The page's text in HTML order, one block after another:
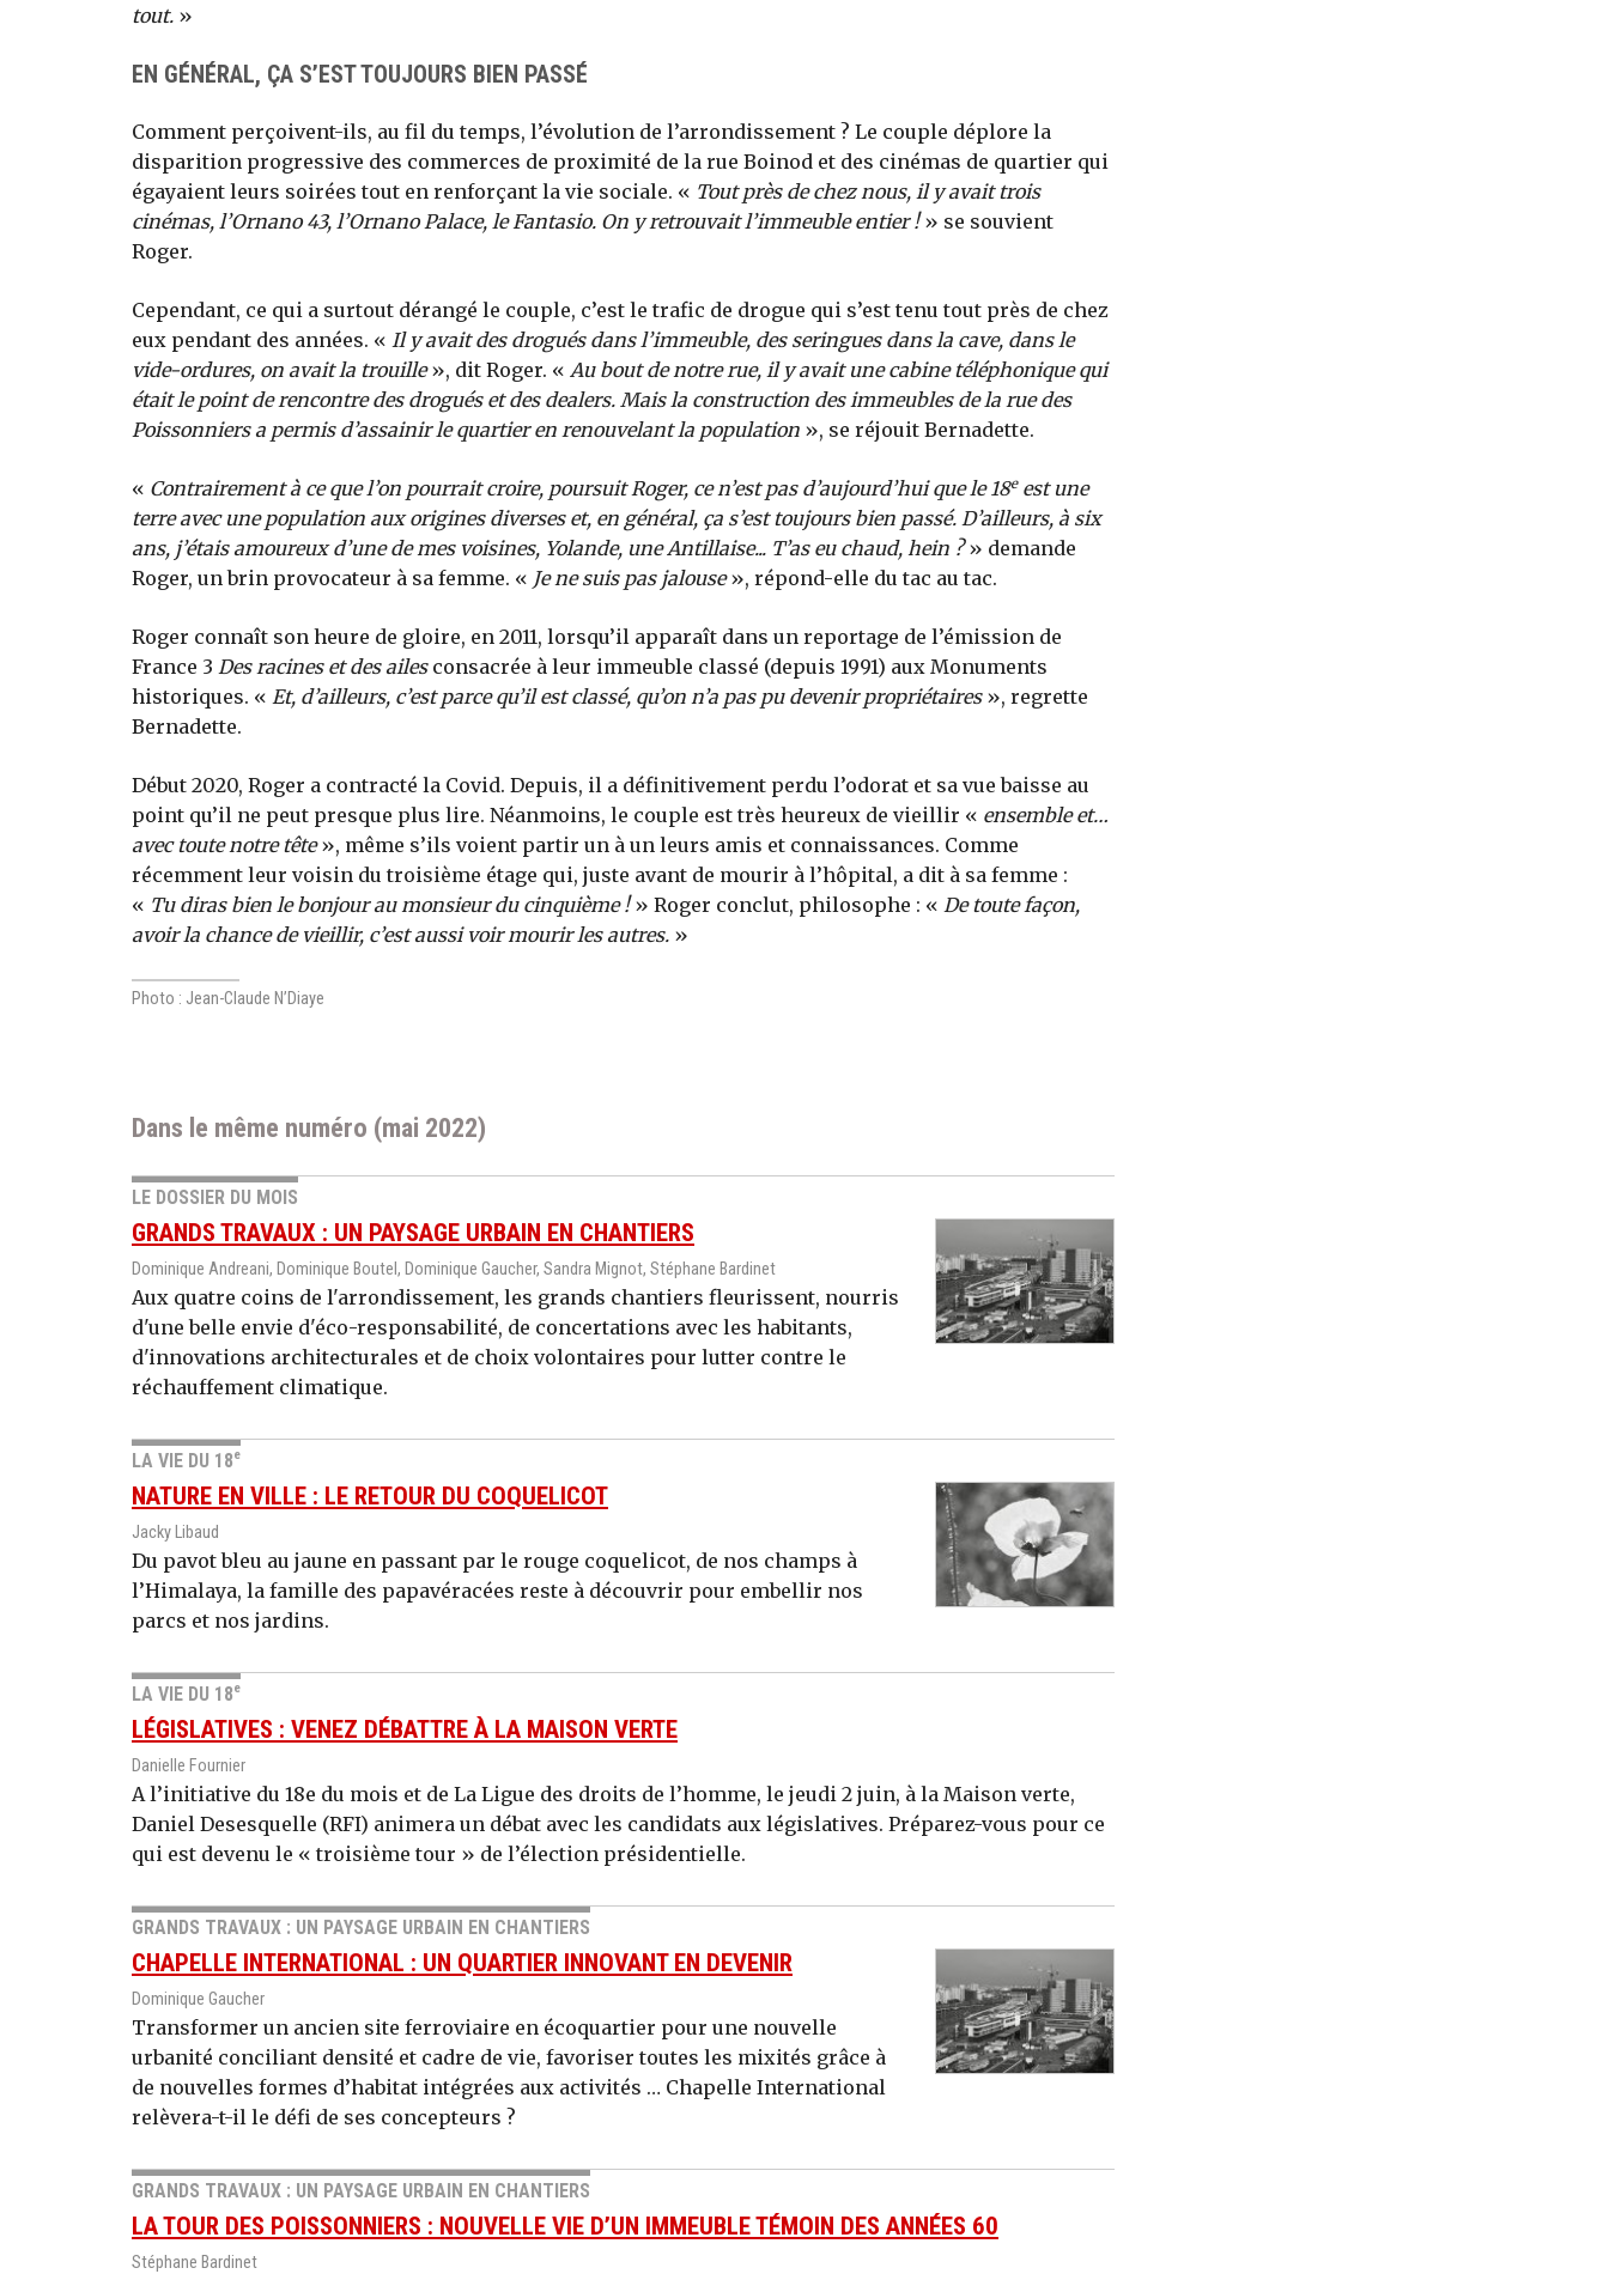
tout. »
EN GÉNÉRAL, ÇA S’EST TOUJOURS BIEN PASSÉ
Comment perçoivent-ils, au fil du temps, l’évolution de l’arrondissement ? Le couple déplore la
disparition progressive des commerces de proximité de la rue Boinod et des cinémas de quartier qui
égayaient leurs soirées tout en renforçant la vie sociale. « Tout près de chez nous, il y avait trois
cinémas, l’Ornano 43, l’Ornano Palace, le Fantasio. On y retrouvait l’immeuble entier !» se souvient
Roger.
Cependant, ce qui a surtout dérangé le couple, c’est le trafic de drogue qui s’est tenu tout près de chez
eux pendant des années. « Il y avait des drogués dans l’immeuble, des seringues dans la cave, dans le
vide-ordures, on avait la trouille», dit Roger. « Au bout de notre rue, il y avait une cabine téléphonique qui
était le point de rencontre des drogués et des dealers. Mais la construction des immeubles de la rue des
Poissonniers a permis d’assainir le quartier en renouvelant la population », se réjouit Bernadette.
« Contrairement à ce que l’on pourrait croire, poursuit Roger, ce n’est pas d’aujourd’hui que le 18eest une
terre avec une population aux origines diverses et, en général, ça s’est toujours bien passé. D’ailleurs, à six
ans, j’étais amoureux d’une de mes voisines, Yolande, une Antillaise... T’as eu chaud, hein ?» demande
Roger, un brin provocateur à sa femme. « Je ne suis pas jalouse», répond-elle du tac au tac.
Roger connaît son heure de gloire, en 2011, lorsqu’il apparaît dans un reportage de l’émission de
France 3 Des racines et des ailesconsacrée à leur immeuble classé (depuis 1991) aux Monuments
historiques. « Et, d’ailleurs, c’est parce qu’il est classé, qu’on n’a pas pu devenir propriétaires», regrette
Bernadette.
Début 2020, Roger a contracté la Covid. Depuis, il a définitivement perdu l’odorat et sa vue baisse au
point qu’il ne peut presque plus lire. Néanmoins, le couple est très heureux de vieillir « ensemble et…
avec toute notre tête», même s’ils voient partir un à un leurs amis et connaissances. Comme
récemment leur voisin du troisième étage qui, juste avant de mourir à l’hôpital, a dit à sa femme :
« Tu diras bien le bonjour au monsieur du cinquième !» Roger conclut, philosophe : « De toute façon,
avoir la chance de vieillir, c’est aussi voir mourir les autres. »
Photo : Jean-Claude N’Diaye
Dans le même numéro (mai 2022)
LE DOSSIER DU MOIS
GRANDS TRAVAUX : UN PAYSAGE URBAIN EN CHANTIERS
Dominique Andreani, Dominique Boutel, Dominique Gaucher, Sandra Mignot, Stéphane Bardinet
Aux quatre coins de l'arrondissement, les grands chantiers fleurissent, nourris
d'une belle envie d'éco-responsabilité, de concertations avec les habitants,
d'innovations architecturales et de choix volontaires pour lutter contre le
réchauffement climatique.
LA VIE DU 18e
NATURE EN VILLE : LE RETOUR DU COQUELICOT
Jacky Libaud
Du pavot bleu au jaune en passant par le rouge coquelicot, de nos champs à
l’Himalaya, la famille des papavéracées reste à découvrir pour embellir nos
parcs et nos jardins.
LA VIE DU 18e
LÉGISLATIVES : VENEZ DÉBATTRE À LA MAISON VERTE
Danielle Fournier
A l’initiative du 18e du mois et de La Ligue des droits de l’homme, le jeudi 2 juin, à la Maison verte,
Daniel Desesquelle (RFI) animera un débat avec les candidats aux législatives. Préparez-vous pour ce
qui est devenu le « troisième tour » de l’élection présidentielle.
GRANDS TRAVAUX : UN PAYSAGE URBAIN EN CHANTIERS
CHAPELLE INTERNATIONAL : UN QUARTIER INNOVANT EN DEVENIR
Dominique Gaucher
Transformer un ancien site ferroviaire en écoquartier pour une nouvelle
urbanité conciliant densité et cadre de vie, favoriser toutes les mixités grâce à
de nouvelles formes d’habitat intégrées aux activités … Chapelle International
relèvera-t-il le défi de ses concepteurs ?
GRANDS TRAVAUX : UN PAYSAGE URBAIN EN CHANTIERS
LA TOUR DES POISSONNIERS : NOUVELLE VIE D’UN IMMEUBLE TÉMOIN DES ANNÉES 60
Stéphane Bardinet